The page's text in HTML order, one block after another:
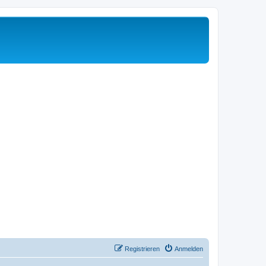
Anmelden
Registrieren